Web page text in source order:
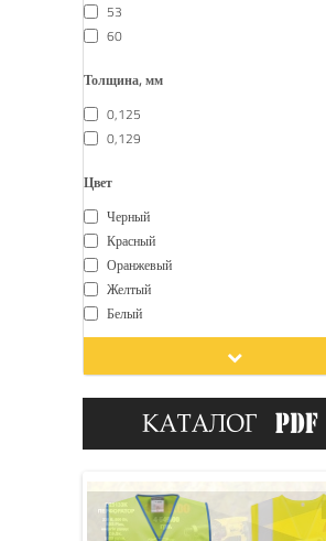
53
60
Толщина, мм
0,125
0,129
Цвет
Черный
Красный
Оранжевый
Желтый
Белый